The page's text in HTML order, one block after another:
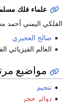
علماء فلك
الفلكي اليمني أحمد
صالح العجيري
العالم
مواضيع
تنجيم
دوائر حجر